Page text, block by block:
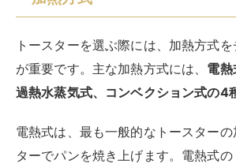
トースターを選ぶ際には、加熱方式
が重要です。主な加熱方式には、 電熱
過熱水蒸気式、コンベクション式の4
電熱式は、最も一般的なトースター
ターでパンを焼き上げます。電熱式